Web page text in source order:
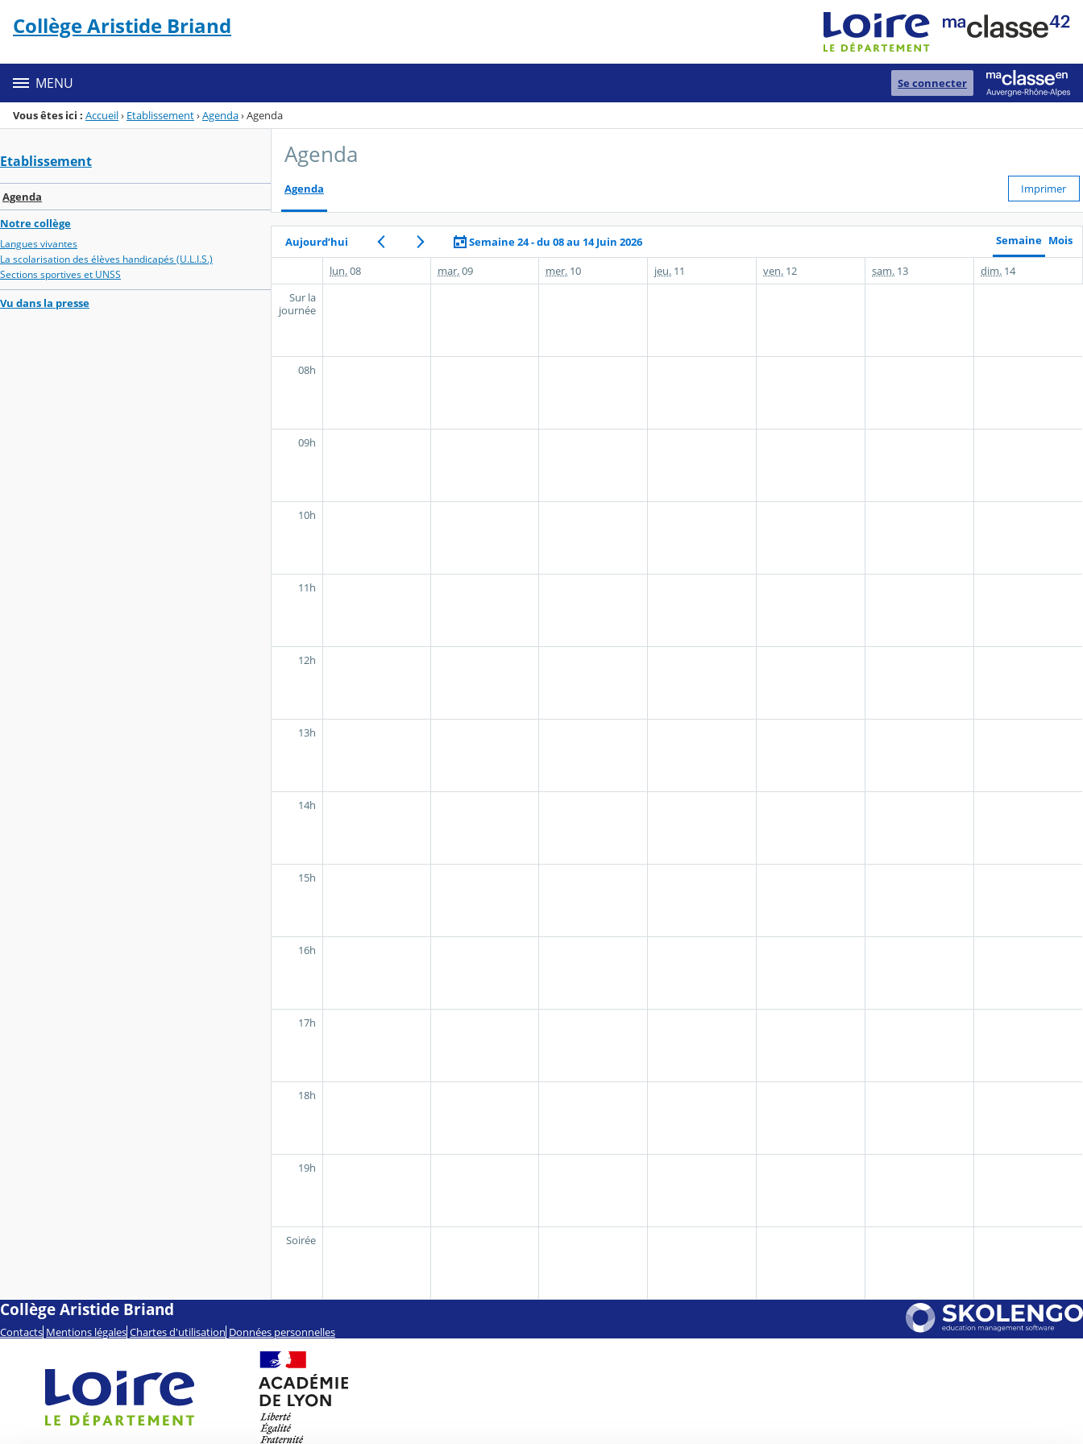
Menu de la rubrique
Contenu
Collège Aristide Briand
MENU Se connecter
Vous êtes ici : Accueil› Etablissement›Agenda›Agenda
Etablissement
Agenda
Notre collège
Langues vivantes
La scolarisation des élèves handicapés (U.L.I.S.)
Sections sportives et UNSS
Vu dans la presse
Agenda
Agenda Imprimer
Aujourd’hui Semaine 24 - du 08 au 14 Juin 2026 Semaine Mois
lun.08 mar.09 mer. 10 jeu. 11 ven. 12 sam. 13 dim. 14
Sur la
journée
08h
09h
10h
11h
12h
13h
14h
15h
16h
17h
18h
19h
Soirée
Collège Aristide Briand
Contacts Mentions légales Chartes d'utilisation Données personnelles